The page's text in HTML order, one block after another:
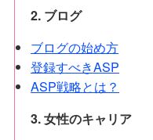
2. ブログ
ブログの始め方
登録すべきASP
ASP戦略とは？
3. 女性のキャリア